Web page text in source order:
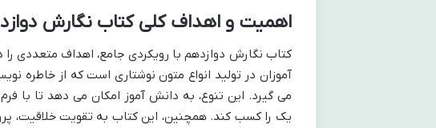
اهمیت و اهداف کلی کتاب نگارش
کتاب نگارش دوازدهم با رویکردی جامع، اهداف متعددی
آموزان در تولید انواع متون نوشتاری است که از خاطره
می گیرد. این تنوع، به دانش آموز امکان می دهد تا با
یک را کسب کند. همچنین، این کتاب به تقویت خلاقیت،